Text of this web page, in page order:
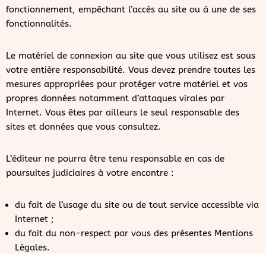
fonctionnement, empêchant l’accès au site ou à une de ses
fonctionnalités.
Le matériel de connexion au site que vous utilisez est sous
votre entière responsabilité. Vous devez prendre toutes les
mesures appropriées pour protéger votre matériel et vos
propres données notamment d’attaques virales par
Internet. Vous êtes par ailleurs le seul responsable des
sites et données que vous consultez.
L’éditeur ne pourra être tenu responsable en cas de
poursuites judiciaires à votre encontre :
du fait de l’usage du site ou de tout service accessible via
Internet ;
du fait du non-respect par vous des présentes Mentions
Légales.